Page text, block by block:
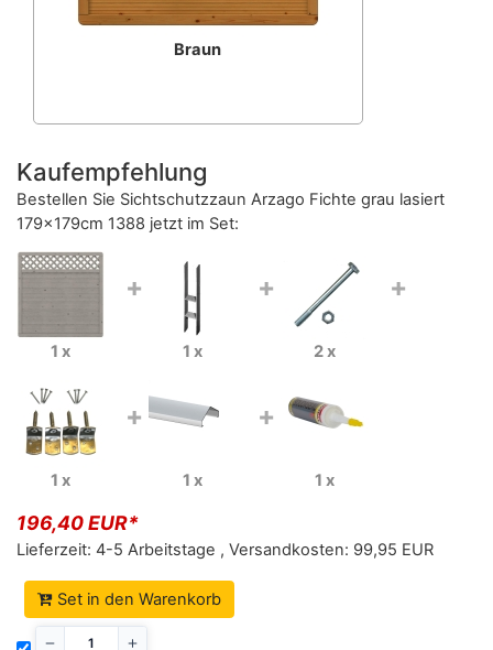
Braun
Kaufempfehlung
Bestellen Sie Sichtschutzzaun Arzago Fichte grau lasiert
179x179cm 1388 jetzt im Set:
+
1 x
+
1 x
+
2 x
+
1 x
+
1 x 1 x
196,40 EUR*
Lieferzeit: 4-5 Arbeitstage , Versandkosten: 99,95 EUR
Set in den Warenkorb